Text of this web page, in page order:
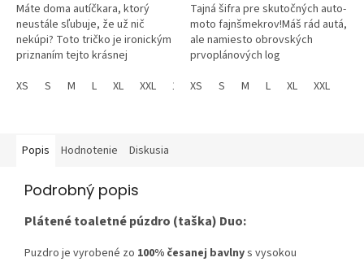
Máte doma autíčkara, ktorý
neustále sľubuje, že už nič
nekúpi? Toto tričko je ironickým
priznaním tejto krásnej
výraznou žlto-bielou potlačou
XS S M L XL XXL 128 134 140 146 152
Tajná šifra pre skutočných auto-
moto fajnšmekrov!Máš rád autá,
ale namiesto obrovských
prvoplánových log
minimalistický a tak trochu
XS S M L XL XXL
Popis Hodnotenie Diskusia
Podrobný popis
Plátené toaletné púzdro (taška) Duo:
Puzdro je vyrobené zo 100% česanej bavlnys vysokou